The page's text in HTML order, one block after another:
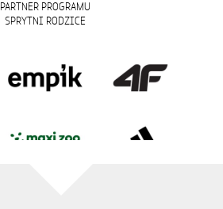
PARTNER PROGRAMU
SPRYTNI RODZICE